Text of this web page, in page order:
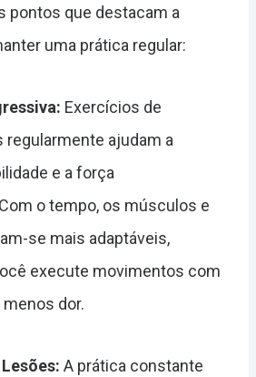
pontos que destacam a
uma prática regular:
Exercícios de
ajudam a
e a força
o tempo, os músculos e
se mais adaptáveis,
execute movimentos com
dor.
A prática constante